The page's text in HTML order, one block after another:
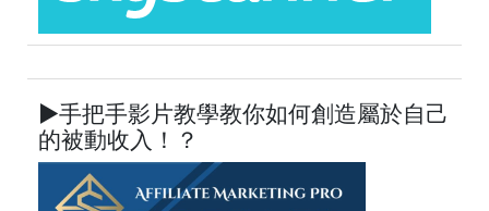
►手把手影片教學教你如何創造屬於自己
的被動收入！？